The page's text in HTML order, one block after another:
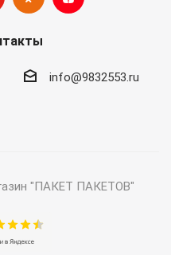
info@9832553.ru
"ПАКЕТ ПАКЕТОВ"